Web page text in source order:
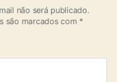
não será publicado.
são marcados com *